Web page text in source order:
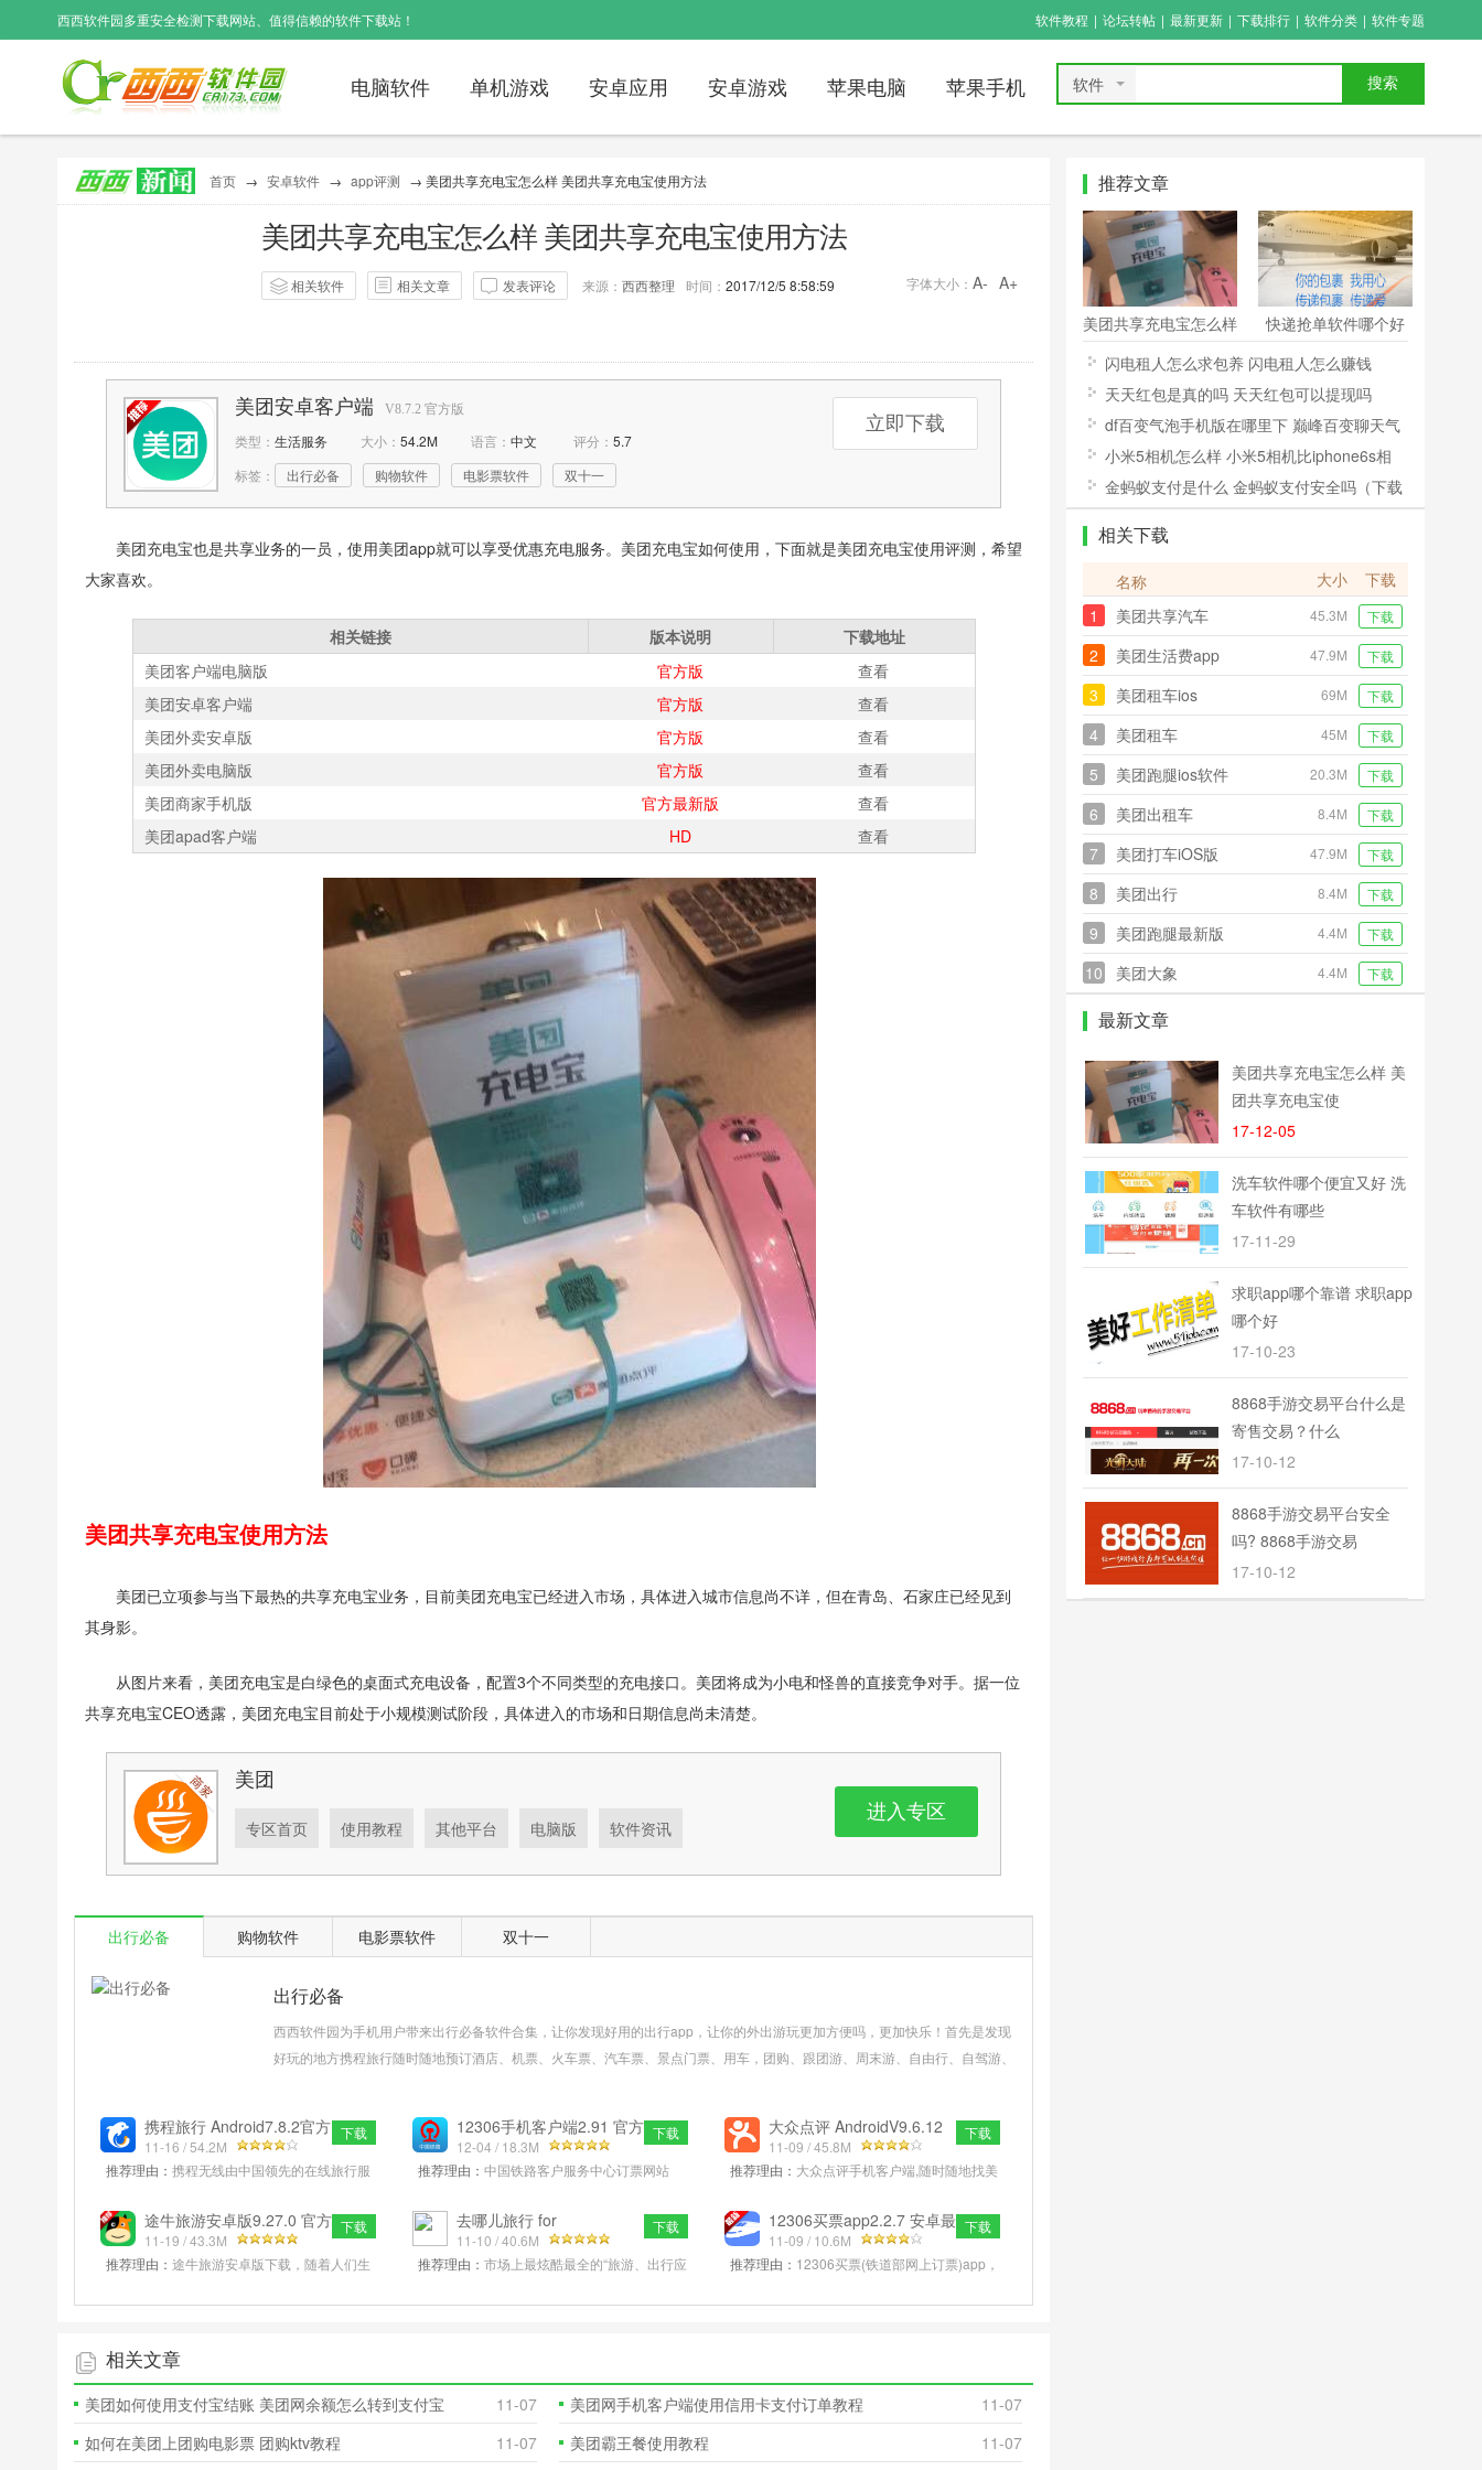
西西软件园多重安全检测下载网站、值得信赖的软件下载站！ 软件教程 | 论坛转帖 | 最新更新 | 下载排行 | 软件分类 | 软件专题
电脑软件 单机游戏 安卓应用 安卓游戏 苹果电脑 苹果手机 软件 搜索
首页 → 安卓软件 → app评测 → 美团共享充电宝怎么样 美团共享充电宝使用方法
美团共享充电宝怎么样 美团共享充电宝使用方法
相关软件 相关文章 发表评论 来源： 西西整理 时间： 2017/12/5 8:58:59 字体大小： A- A+
作者： 西西小熊 点击： 7422 评论：0次 标签： 美团 美团共享充电宝
美团安卓客户端 V8.7.2 官方版
类型： 生活服务 大小： 54.2M 语言： 中文 评分： 5.7
标签：
出行必备 购物软件 电影票软件 双十一
立即下载
美团充电宝也是共享业务的一员，使用美团app就可以享受优惠充电服务。美团充电宝如何使用，下面就是美团充电宝使用评测，希望
大家喜欢。
相关链接 版本说明
下载地址
美团客户端电脑版
官方版
查看
美团安卓客户端
官方版
查看
美团外卖安卓版
官方版
查看
美团外卖电脑版
官方版
查看
美团商家手机版
官方最新版
查看
美团apad客户端
HD 查看
美团共享充电宝使用方法
美团已立项参与当下最热的共享充电宝业务，目前美团充电宝已经进入市场，具体进入城市信息尚不详，但在青岛、石家庄已经见到
其身影。
从图片来看，美团充电宝是白绿色的桌面式充电设备，配置3个不同类型的充电接口。美团将成为小电和怪兽的直接竞争对手。据一位
共享充电宝CEO透露，美团充电宝目前处于小规模测试阶段，具体进入的市场和日期信息尚未清楚。
美团
专区首页 使用教程 其他平台 电脑版 软件资讯
进入专区
出行必备 购物软件 电影票软件 双十一
出行必备
西西软件园为手机用户带来出行必备软件合集，让你发现好用的出行app，让你的外出游玩更加方便吗，更加快乐！首先是发现
好玩的地方携程旅行随时随地预订酒店、机票、火车票、汽车票、景点门票、用车，团购、跟团游、周末游、自由行、自驾游、
下载
携程旅行 Android7.8.2官方
安卓版
11-16 / 54.2M
推荐理由： 携程无线由中国领先的在线旅行服
CTRP）开发并提供相关服务。最新促销
下载
12306手机客户端2.91 官方
最新版
12-04 / 18.3M
推荐理由： 中国铁路客户服务中心订票网站
iOS和Android两大系统，目前下载页
下载
大众点评 AndroidV9.6.12
官方安卓版
11-09 / 45.8M
推荐理由： 大众点评手机客户端,随时随地找美
团购、身在户外、要与朋友吃饭
下载
途牛旅游安卓版9.27.0 官方
版
11-19 / 43.3M
推荐理由： 途牛旅游安卓版下载，随着人们生
活中的一部分，各种小长假旅游的
下载
去哪儿旅行 for
Android8.6.6官方安
11-10 / 40.6M
推荐理由： 市场上最炫酷最全的“旅游、出行应
内国际航线查询起落状态一览
下载
12306买票app2.2.7 安卓最
新版
11-09 / 10.6M
推荐理由： 12306买票(铁道部网上订票)app，
最及时，准确的车次信息，买票更
相关文章
11-07
美团如何使用支付宝结账 美团网余额怎么转到支付宝 11-07
美团网手机客户端使用信用卡支付订单教程
11-07
如何在美团上团购电影票 团购ktv教程 11-07
美团霸王餐使用教程
推荐文章
美团共享充电宝怎么样
美团共享充电宝使用方
法
快递抢单软件哪个好
快递抢单神器推荐下载
闪电租人怎么求包养 闪电租人怎么赚钱
天天红包是真的吗 天天红包可以提现吗
df百变气泡手机版在哪里下 巅峰百变聊天气
泡手机版下载地址
小米5相机怎么样 小米5相机比iphone6s相
机好吗
金蚂蚁支付是什么 金蚂蚁支付安全吗（下载
相关下载
名称 大小
下载
1
美团共享汽车 45.3M 下载
2 美团生活费app 47.9M 下载
3 美团租车ios 69M 下载
4 美团租车 45M 下载
5 美团跑腿ios软件 20.3M 下载
6 美团出租车 8.4M 下载
7 美团打车iOS版 47.9M 下载
8 美团出行 8.4M 下载
9 美团跑腿最新版 4.4M 下载
10 美团大象 4.4M 下载
最新文章
美团共享充电宝怎么样 美
团共享充电宝使
17-12-05
洗车软件哪个便宜又好 洗
车软件有哪些
17-11-29
求职app哪个靠谱 求职app
哪个好
17-10-23
8868手游交易平台什么是
寄售交易？什么
17-10-12
8868手游交易平台安全
吗? 8868手游交易
17-10-12